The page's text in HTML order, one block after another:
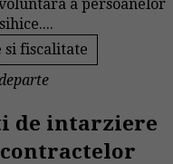
a persoanelor
si fiscalitate
de intarziere